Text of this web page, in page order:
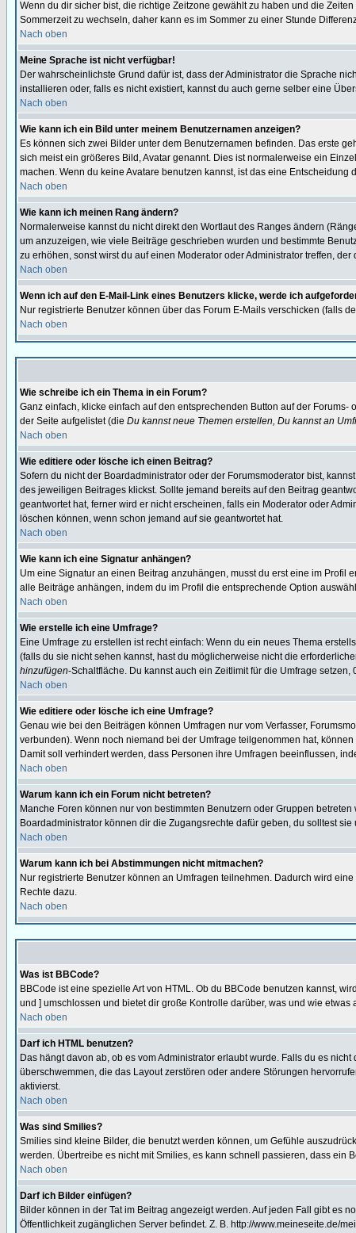
Wenn du dir sicher bist, die richtige Zeitzone gewählt zu haben und die
Sommerzeit zu wechseln, daher kann es im Sommer zu einer Stunde
Nach oben
Meine Sprache ist nicht verfügbar!
Der wahrscheinlichste Grund dafür ist, dass der Administrator die Sprache
installieren oder, falls es nicht existiert, kannst du auch gerne selber eine
Nach oben
Wie kann ich ein Bild unter meinem Benutzernamen anzeigen?
Es können sich zwei Bilder unter dem Benutzernamen befinden. Das erste
sich meist ein größeres Bild, Avatar genannt. Dies ist normalerweise ein
machen. Wenn du keine Avatare benutzen kannst, ist das eine
Nach oben
Wie kann ich meinen Rang ändern?
Normalerweise kannst du nicht direkt den Wortlaut des Ranges ändern
um anzuzeigen, wie viele Beiträge geschrieben wurden und bestimmte
zu erhöhen, sonst wirst du auf einen Moderator oder Administrator treffen,
Nach oben
Wenn ich auf den E-Mail-Link eines Benutzers klicke, werde ich
Nur registrierte Benutzer können über das Forum E-Mails verschicken (falls
Nach oben
Wie schreibe ich ein Thema in ein Forum?
Ganz einfach, klicke einfach auf den entsprechenden Button auf der
der Seite aufgelistet (die Du kannst neue Themen erstellen, Du kannst an
Nach oben
Wie editiere oder lösche ich einen Beitrag?
Sofern du nicht der Boardadministrator oder der Forumsmoderator bist,
des jeweiligen Beitrages klickst. Sollte jemand bereits auf den Beitrag
geantwortet hat, ferner wird er nicht erscheinen, falls ein Moderator oder
löschen können, wenn schon jemand auf sie geantwortet hat.
Nach oben
Wie kann ich eine Signatur anhängen?
Um eine Signatur an einen Beitrag anzuhängen, musst du erst eine im Profil
alle Beiträge anhängen, indem du im Profil die entsprechende Option
Nach oben
Wie erstelle ich eine Umfrage?
Eine Umfrage zu erstellen ist recht einfach: Wenn du ein neues Thema
(falls du sie nicht sehen kannst, hast du möglicherweise nicht die
hinzufügen-Schaltfläche. Du kannst auch ein Zeitlimit für die Umfrage
Nach oben
Wie editiere oder lösche ich eine Umfrage?
Genau wie bei den Beiträgen können Umfragen nur vom Verfasser,
verbunden). Wenn noch niemand bei der Umfrage teilgenommen hat,
Damit soll verhindert werden, dass Personen ihre Umfragen beeinflussen,
Nach oben
Warum kann ich ein Forum nicht betreten?
Manche Foren können nur von bestimmten Benutzern oder Gruppen
Boardadministrator können dir die Zugangsrechte dafür geben, du solltest
Nach oben
Warum kann ich bei Abstimmungen nicht mitmachen?
Nur registrierte Benutzer können an Umfragen teilnehmen. Dadurch wird
Rechte dazu.
Nach oben
Was ist BBCode?
BBCode ist eine spezielle Art von HTML. Ob du BBCode benutzen kannst,
und ] umschlossen und bietet dir große Kontrolle darüber, was und wie
Nach oben
Darf ich HTML benutzen?
Das hängt davon ab, ob es vom Administrator erlaubt wurde. Falls du es
überschwemmen, die das Layout zerstören oder andere Störungen
aktivierst.
Nach oben
Was sind Smilies?
Smilies sind kleine Bilder, die benutzt werden können, um Gefühle
werden. Übertreibe es nicht mit Smilies, es kann schnell passieren, dass
Nach oben
Darf ich Bilder einfügen?
Bilder können in der Tat im Beitrag angezeigt werden. Auf jeden Fall gibt es
Öffentlichkeit zugänglichen Server befindet. Z. B. http://www.meineseite.de/